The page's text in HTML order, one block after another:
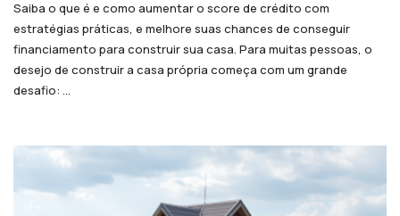
Saiba o que é e como aumentar o score de crédito com
estratégias práticas, e melhore suas chances de conseguir
financiamento para construir sua casa. Para muitas pessoas, o
desejo de construir a casa própria começa com um grande
desafio: ...